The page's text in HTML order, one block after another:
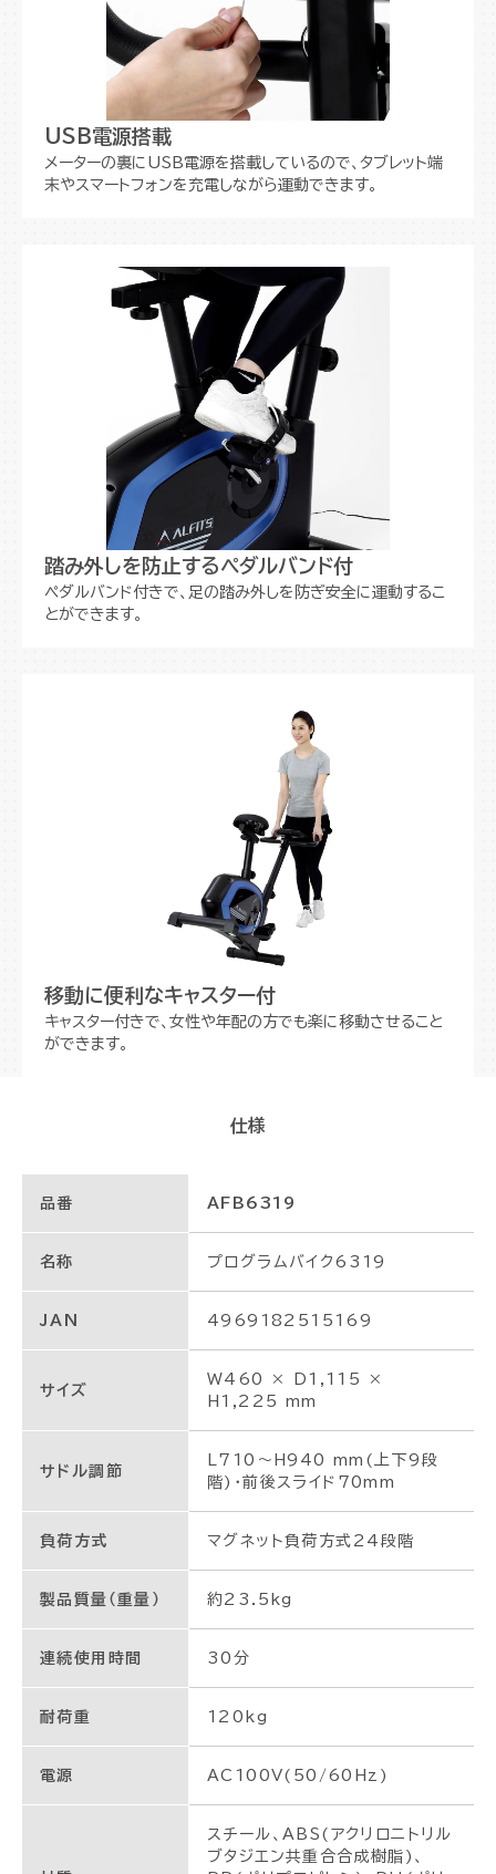
USB電源搭載
メーターの裏にUSB電源を搭載しているので、タブレット端
末やスマートフォンを充電しながら運動できます。
踏み外しを防止するペダルバンド付
ペダルバンド付きで、足の踏み外しを防ぎ安全に運動するこ
とができます。
移動に便利なキャスター付
キャスター付きで、女性や年配の方でも楽に移動させること
ができます。
仕様
品番 AFB6319
名称 プログラムバイク6319
JAN 4969182515169
サイズ
W460 × D1,115 ×
H1,225 mm
サドル調節
L710～H940 mm(上下9段
階)・前後スライド70mm
負荷方式 マグネット負荷方式24段階
製品質量（重量） 約23.5kg
連続使用時間 30分
耐荷重 120kg
電源 AC100V(50/60Hz)
スチール、ABS(アクリロニトリル
ブタジエン共重合合成樹脂)、